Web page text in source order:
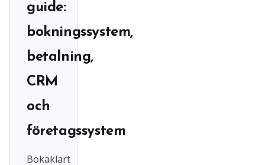
guide:
bokningssystem,
betalning,
CRM
och
företagssystem
Bokaklart